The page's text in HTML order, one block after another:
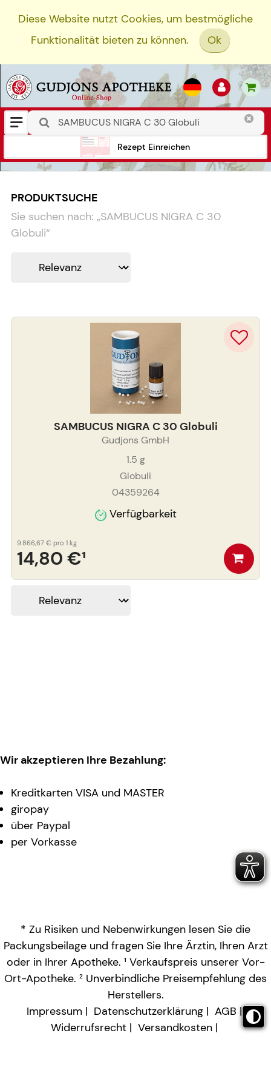
Diese Website nutzt Cookies, um bestmögliche
Funktionalität bieten zu können.
Ok
Rezept Einreichen
PRODUKTSUCHE
Sie suchen nach: „SAMBUCUS NIGRA C 30
Globuli“
SAMBUCUS NIGRA C 30 Globuli
Gudjons GmbH
1.5 g
Globuli
04359264
Verfügbarkeit
14,80 €¹
9.866,67 € pro 1 kg
Wir akzeptieren Ihre Bezahlung:
Kreditkarten VISA und MASTER
giropay
über Paypal
per Vorkasse
* Zu Risiken und Nebenwirkungen lesen Sie die
Packungsbeilage und fragen Sie Ihre Ärztin, Ihren Arzt
oder in Ihrer Apotheke. ¹ Verkaufspreis unserer Vor-
Ort-Apotheke. ² Unverbindliche Preisempfehlung des
Herstellers.
Impressum
Datenschutzerklärung
AGB
Widerrufsrecht
Versandkosten